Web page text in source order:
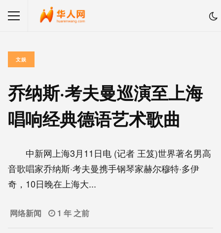
文娱
乔纳斯·考夫曼巡演至上海
唱响经典德语艺术歌曲
中新网上海3月11日电 (记者 王笈)世界著名男高
音歌唱家乔纳斯·考夫曼携手钢琴家赫尔穆特·多伊
奇，10日晚在上海大...
网络新闻 1 年 之前